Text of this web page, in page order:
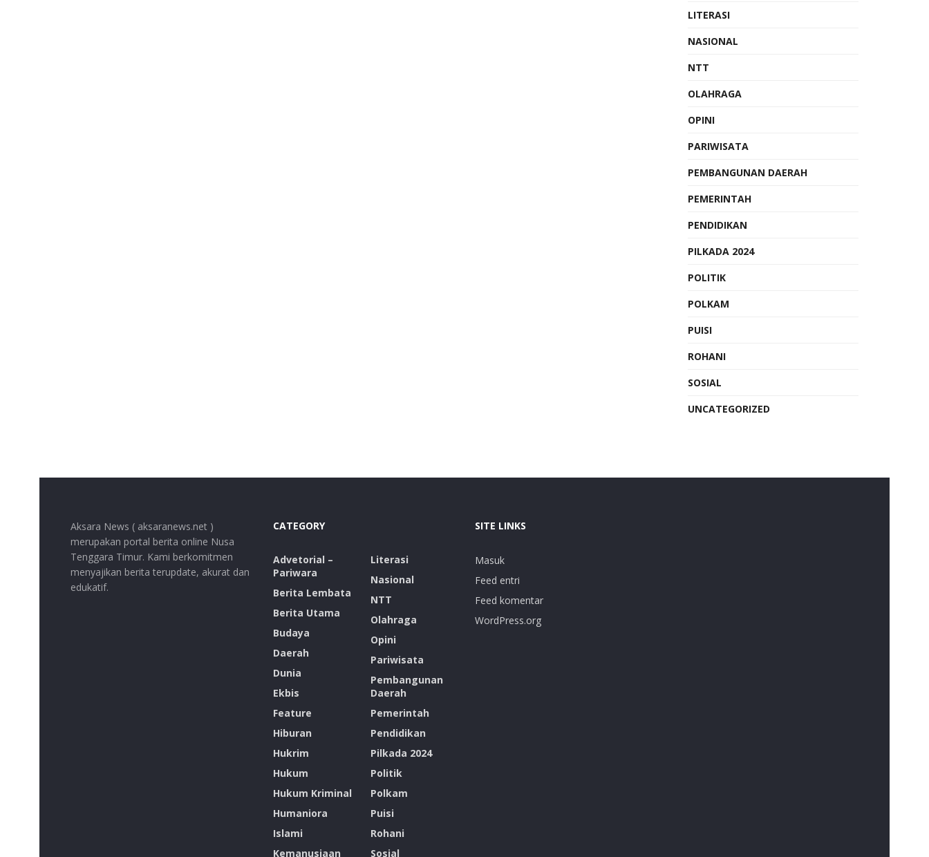
LITERASI
NASIONAL
NTT
OLAHRAGA
OPINI
PARIWISATA
PEMBANGUNAN DAERAH
PEMERINTAH
PENDIDIKAN
PILKADA 2024
POLITIK
POLKAM
PUISI
ROHANI
SOSIAL
UNCATEGORIZED
Aksara News ( aksaranews.net )
merupakan portal berita online Nusa
Tenggara Timur. Kami berkomitmen
menyajikan berita terupdate, akurat dan
edukatif.
CATEGORY
Advetorial –
Pariwara
Berita Lembata
Berita Utama
Budaya
Daerah
Dunia
Ekbis
Feature
Hiburan
Hukrim
Hukum
Hukum Kriminal
Humaniora
Islami
Kemanusiaan
Literasi
Nasional
NTT
Olahraga
Opini
Pariwisata
Pembangunan
Daerah
Pemerintah
Pendidikan
Pilkada 2024
Politik
Polkam
Puisi
Rohani
Sosial
SITE LINKS
Masuk
Feed entri
Feed komentar
WordPress.org